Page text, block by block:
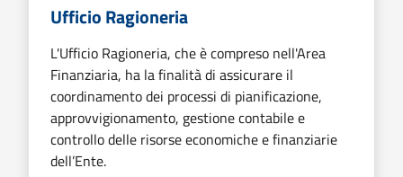
Ufficio Ragioneria
L'Ufficio Ragioneria, che è compreso nell'Area
Finanziaria, ha la finalità di assicurare il
coordinamento dei processi di pianificazione,
approvvigionamento, gestione contabile e
controllo delle risorse economiche e finanziarie
dell’Ente.